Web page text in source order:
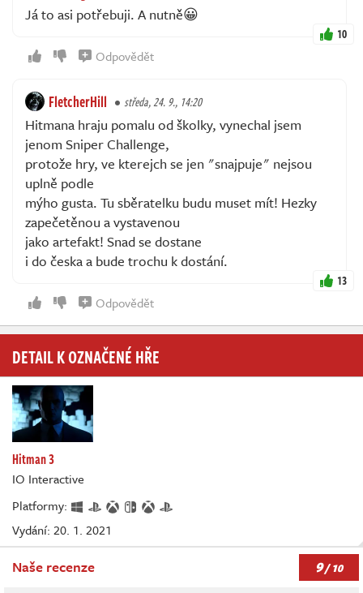
Já to asi potřebuji. A nutně😀
10
Odpovědět
FletcherHill středa, 24. 9., 14:20
Hitmana hraju pomalu od školky, vynechal jsem
jenom Sniper Challenge,
protože hry, ve kterejch se jen "snajpuje" nejsou
uplně podle
mýho gusta. Tu sběratelku budu muset mít! Hezky
zapečetěnou a vystavenou
jako artefakt! Snad se dostane
i do česka a bude trochu k dostání.
13
Odpovědět
DETAIL K OZNAČENÉ HŘE
Hitman 3
IO Interactive
Platformy:
Vydání: 20. 1. 2021
Naše recenze 9/ 10